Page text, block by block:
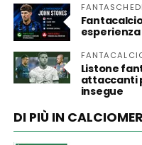
Listone
attaccanti
insegue
DI PIÙ IN